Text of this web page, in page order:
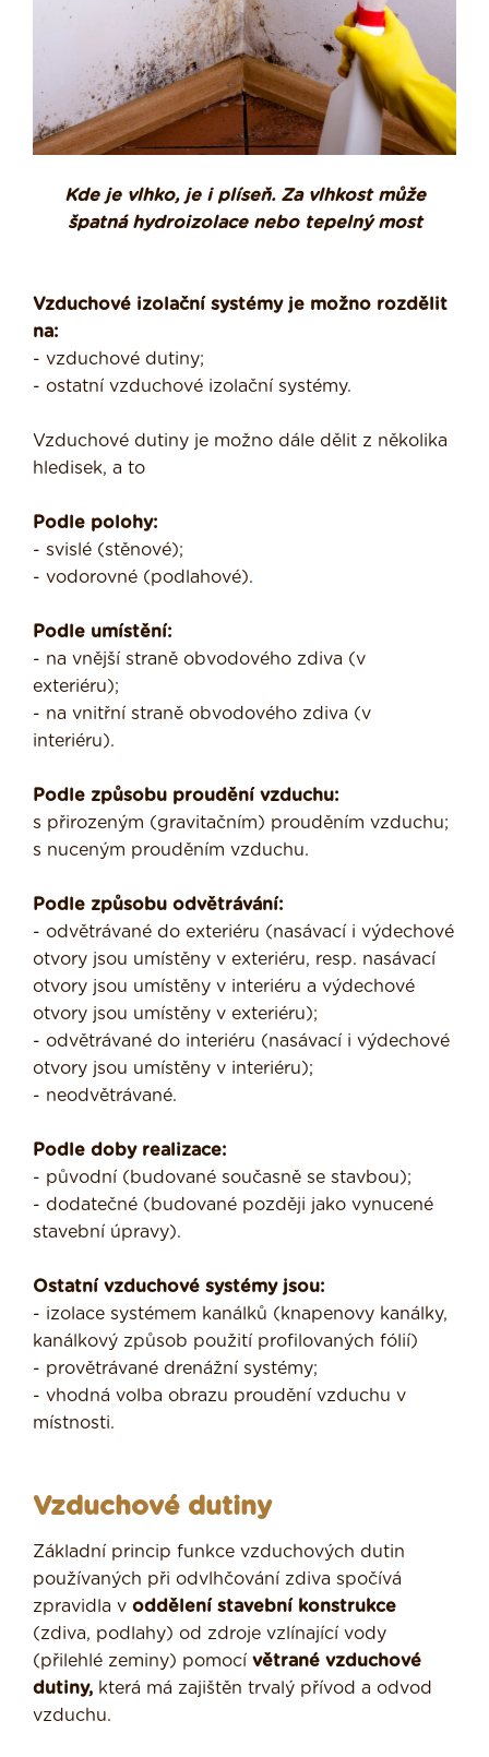
Kde je vlhko, je i plíseň. Za vlhkost může
špatná hydroizolace nebo tepelný most
Vzduchové izolační systémy je možno rozdělit
na:
- vzduchové dutiny;
- ostatní vzduchové izolační systémy.
Vzduchové dutiny je možno dále dělit z několika
hledisek, a to
Podle polohy:
- svislé (stěnové);
- vodorovné (podlahové).
Podle umístění:
- na vnější straně obvodového zdiva (v
exteriéru);
- na vnitřní straně obvodového zdiva (v
interiéru).
Podle způsobu proudění vzduchu:
s přirozeným (gravitačním) prouděním vzduchu;
s nuceným prouděním vzduchu.
Podle způsobu odvětrávání:
- odvětrávané do exteriéru (nasávací i výdechové
otvory jsou umístěny v exteriéru, resp. nasávací
otvory jsou umístěny v interiéru a výdechové
otvory jsou umístěny v exteriéru);
- odvětrávané do interiéru (nasávací i výdechové
otvory jsou umístěny v interiéru);
- neodvětrávané.
Podle doby realizace:
- původní (budované současně se stavbou);
- dodatečné (budované později jako vynucené
stavební úpravy).
Ostatní vzduchové systémy jsou:
- izolace systémem kanálků (knapenovy kanálky,
kanálkový způsob použití profilovaných fólií)
- provětrávané drenážní systémy;
- vhodná volba obrazu proudění vzduchu v
místnosti.
Vzduchové dutiny
Základní princip funkce vzduchových dutin
používaných při odvlhčování zdiva spočívá
zpravidla v oddělení stavební konstrukce
(zdiva, podlahy) od zdroje vzlínající vody
(přilehlé zeminy) pomocí větrané vzduchové
dutiny, která má zajištěn trvalý přívod a odvod
vzduchu.